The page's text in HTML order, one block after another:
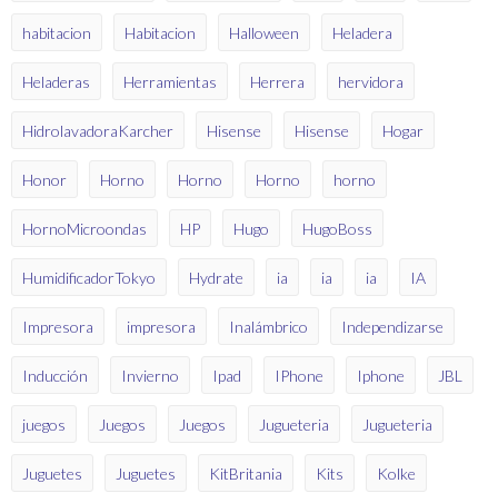
habitacion Habitacion Halloween Heladera
Heladeras Herramientas Herrera hervidora
HidrolavadoraKarcher Hisense Hisense Hogar
Honor Horno Horno Horno horno
HornoMicroondas HP Hugo HugoBoss
HumidificadorTokyo Hydrate ia ia ia IA
Impresora impresora Inalámbrico Independizarse
Inducción Invierno Ipad IPhone Iphone JBL
juegos Juegos Juegos Jugueteria Jugueteria
Juguetes Juguetes KitBritania Kits Kolke